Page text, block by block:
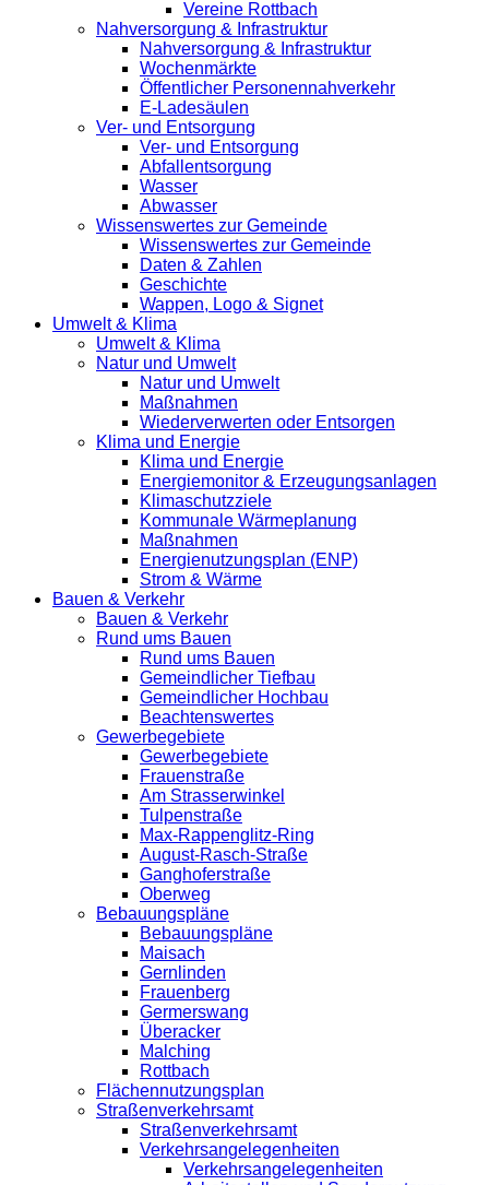
Vereine Rottbach
Nahversorgung & Infrastruktur
Nahversorgung & Infrastruktur
Wochenmärkte
Öffentlicher Personennahverkehr
E-Ladesäulen
Ver- und Entsorgung
Ver- und Entsorgung
Abfallentsorgung
Wasser
Abwasser
Wissenswertes zur Gemeinde
Wissenswertes zur Gemeinde
Daten & Zahlen
Geschichte
Wappen, Logo & Signet
Umwelt & Klima
Umwelt & Klima
Natur und Umwelt
Natur und Umwelt
Maßnahmen
Wiederverwerten oder Entsorgen
Klima und Energie
Klima und Energie
Energiemonitor & Erzeugungsanlagen
Klimaschutzziele
Kommunale Wärmeplanung
Maßnahmen
Energienutzungsplan (ENP)
Strom & Wärme
Bauen & Verkehr
Bauen & Verkehr
Rund ums Bauen
Rund ums Bauen
Gemeindlicher Tiefbau
Gemeindlicher Hochbau
Beachtenswertes
Gewerbegebiete
Gewerbegebiete
Frauenstraße
Am Strasserwinkel
Tulpenstraße
Max-Rappenglitz-Ring
August-Rasch-Straße
Ganghoferstraße
Oberweg
Bebauungspläne
Bebauungspläne
Maisach
Gernlinden
Frauenberg
Germerswang
Überacker
Malching
Rottbach
Flächennutzungsplan
Straßenverkehrsamt
Straßenverkehrsamt
Verkehrsangelegenheiten
Verkehrsangelegenheiten